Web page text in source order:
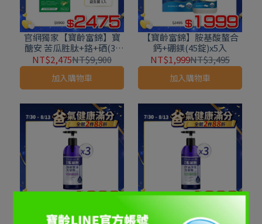
官網獨家【寶齡富錦】寶
醣安 苦瓜胜肽+鉻+硒(30
粒/入)*5入組+贈益生菌1入
NT$2,475NT$9,900
加入購物車
【寶齡富錦】胺基酸螯合
鈣+硼鎂(45錠)x5入
NT$1,999NT$3,495
加入購物車
髮細胞強健豐沛洗髮精(細
髮細胞控油淨化洗髮精(油